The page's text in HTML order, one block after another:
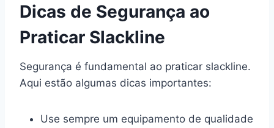
Dicas de Segurança ao
Praticar Slackline
Segurança é fundamental ao praticar slackline.
Aqui estão algumas dicas importantes:
Use sempre um equipamento de qualidade